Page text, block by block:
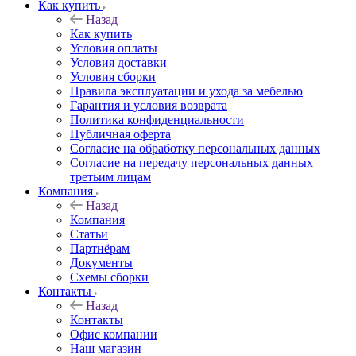
Как купить
Назад
Как купить
Условия оплаты
Условия доставки
Условия сборки
Правила эксплуатации и ухода за мебелью
Гарантия и условия возврата
Политика конфиденциальности
Публичная оферта
Согласие на обработку персональных данных
Согласие на передачу персональных данных
третьим лицам
Компания
Назад
Компания
Статьи
Партнёрам
Документы
Схемы сборки
Контакты
Назад
Контакты
Офис компании
Наш магазин